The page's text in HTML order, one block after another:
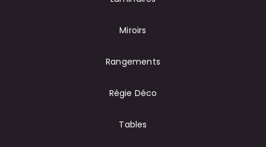
Miroirs
Rangements
Régie Déco
Tables